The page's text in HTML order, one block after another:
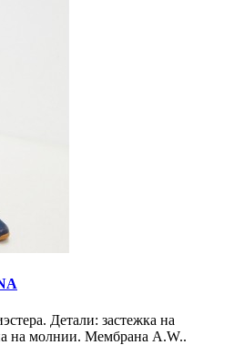
Детали: застежка на
на молнии. Мембрана A.W..